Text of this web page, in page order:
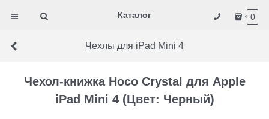
Каталог 0
Чехлы для iPad Mini 4
Чехол-книжка Hoco Crystal для Apple
iPad Mini 4 (Цвет: Черный)